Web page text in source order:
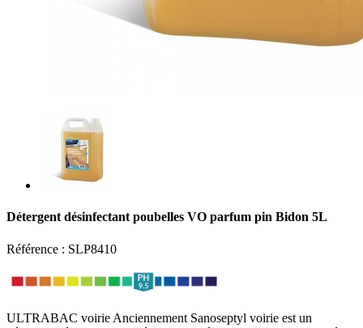
Détergent désinfectant poubelles VO parfum pin Bidon 5L
Référence : SLP8410
ULTRABAC voirie Anciennement Sanoseptyl voirie est un